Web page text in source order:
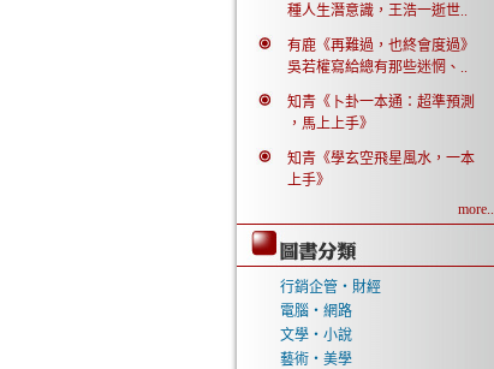
種人生潛意識，王浩一逝世..
有鹿《再難過，也終會度過》
吳若權寫給總有那些迷惘、..
知青《卜卦一本通：超準預測
，馬上上手》
知青《學玄空飛星風水，一本
上手》
more..
行銷企管‧財經
電腦‧網路
文學‧小說
藝術‧美學